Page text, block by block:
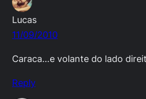
Lucas
11/09/2010
Caraca…e volante do lado
Reply